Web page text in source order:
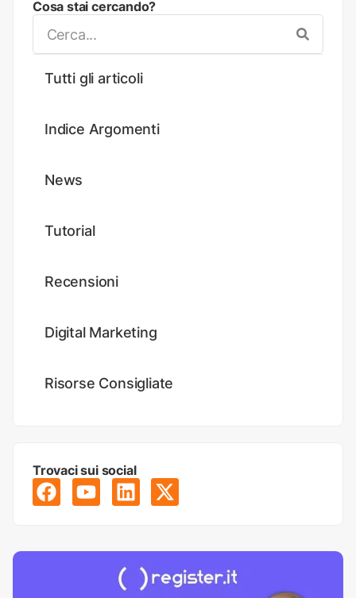
Cosa stai cercando?
Tutti gli articoli
Indice Argomenti
News
Tutorial
Recensioni
Digital Marketing
Risorse Consigliate
Trovaci sui social